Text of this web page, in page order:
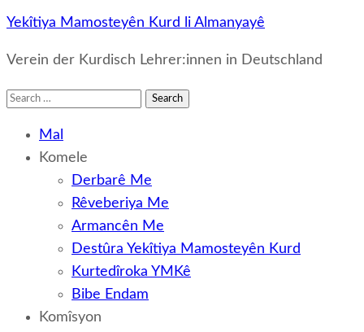
Yekîtiya Mamosteyên Kurd li Almanyayê
Verein der Kurdisch Lehrer:innen in Deutschland
Search
Mal
Komele
Derbarê Me
Rêveberiya Me
Armancên Me
Destûra Yekîtiya Mamosteyên Kurd
Kurtedîroka YMKê
Bibe Endam
Komîsyon